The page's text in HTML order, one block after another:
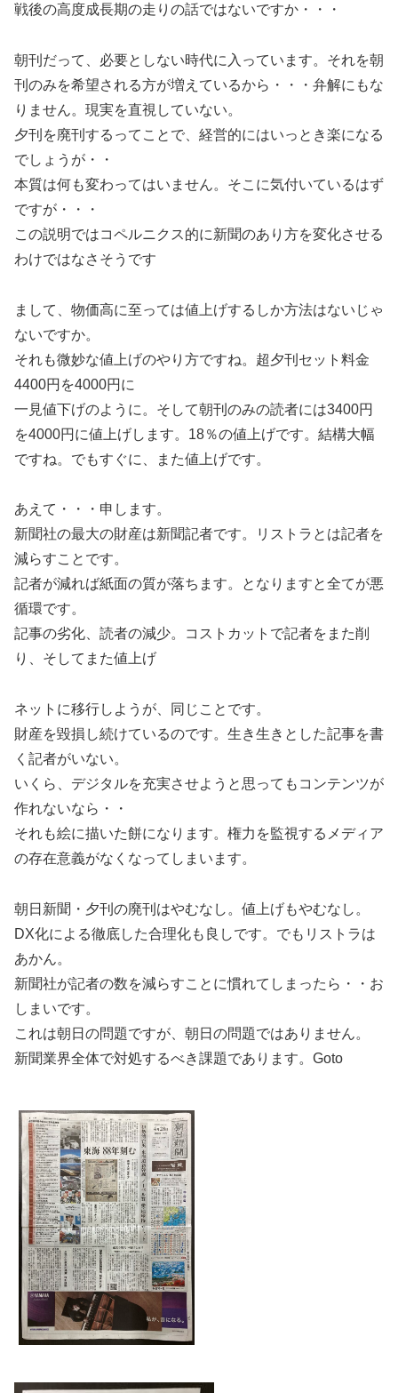
戦後の高度成長期の走りの話ではないですか・・・
朝刊だって、必要としない時代に入っています。それを朝
刊のみを希望される方が増えているから・・・弁解にもな
りません。現実を直視していない。
夕刊を廃刊するってことで、経営的にはいっとき楽になる
でしょうが・・
本質は何も変わってはいません。そこに気付いているはず
ですが・・・
この説明ではコペルニクス的に新聞のあり方を変化させる
わけではなさそうです
まして、物価高に至っては値上げするしか方法はないじゃ
ないですか。
それも微妙な値上げのやり方ですね。超夕刊セット料金
4400円を4000円に
一見値下げのように。そして朝刊のみの読者には3400円
を4000円に値上げします。18％の値上げです。結構大幅
ですね。でもすぐに、また値上げです。
あえて・・・申します。
新聞社の最大の財産は新聞記者です。リストラとは記者を
減らすことです。
記者が減れば紙面の質が落ちます。となりますと全てが悪
循環です。
記事の劣化、読者の減少。コストカットで記者をまた削
り、そしてまた値上げ
ネットに移行しようが、同じことです。
財産を毀損し続けているのです。生き生きとした記事を書
く記者がいない。
いくら、デジタルを充実させようと思ってもコンテンツが
作れないなら・・
それも絵に描いた餅になります。権力を監視するメディア
の存在意義がなくなってしまいます。
朝日新聞・夕刊の廃刊はやむなし。値上げもやむなし。
DX化による徹底した合理化も良しです。でもリストラは
あかん。
新聞社が記者の数を減らすことに慣れてしまったら・・お
しまいです。
これは朝日の問題ですが、朝日の問題ではありません。
新聞業界全体で対処するべき課題であります。Goto